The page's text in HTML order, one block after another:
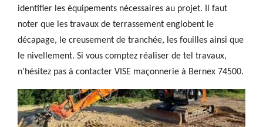
identifier les équipements nécessaires au projet. Il faut
noter que les travaux de terrassement englobent le
décapage, le creusement de tranchée, les fouilles ainsi que
le nivellement. Si vous comptez réaliser de tel travaux,
n’hésitez pas à contacter VISE maçonnerie à Bernex 74500.